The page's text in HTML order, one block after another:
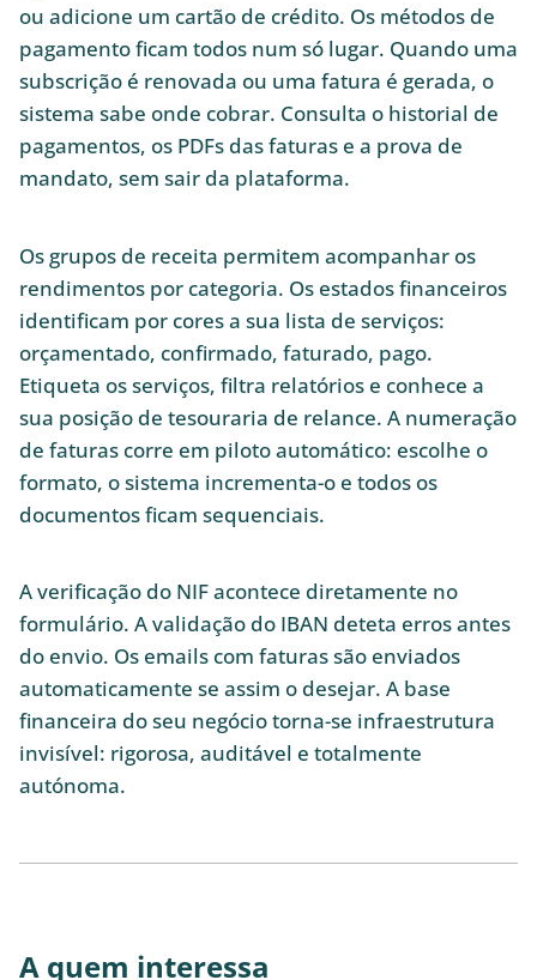
ou adicione um cartão de crédito. Os métodos de
pagamento ficam todos num só lugar. Quando uma
subscrição é renovada ou uma fatura é gerada, o
sistema sabe onde cobrar. Consulta o historial de
pagamentos, os PDFs das faturas e a prova de
mandato, sem sair da plataforma.
Os grupos de receita permitem acompanhar os
rendimentos por categoria. Os estados financeiros
identificam por cores a sua lista de serviços:
orçamentado, confirmado, faturado, pago.
Etiqueta os serviços, filtra relatórios e conhece a
sua posição de tesouraria de relance. A numeração
de faturas corre em piloto automático: escolhe o
formato, o sistema incrementa-o e todos os
documentos ficam sequenciais.
A verificação do NIF acontece diretamente no
formulário. A validação do IBAN deteta erros antes
do envio. Os emails com faturas são enviados
automaticamente se assim o desejar. A base
financeira do seu negócio torna-se infraestrutura
invisível: rigorosa, auditável e totalmente
autónoma.
A quem interessa